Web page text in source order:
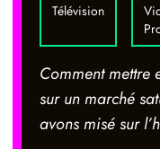
Télévision
Comment mettre
sur un marché
avons misé sur